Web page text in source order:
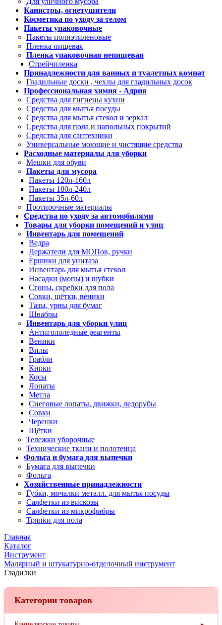
Канистры, огнетушители
Косметика по уходу за телом
Пакеты упаковочные
Пакеты полиэтиленовые
Пленка пищевая
Пленка упаковочная непищевая
Стрейчпленка
Принадлежности для ванных и туалетных комнат
Гладильные доски , чехлы для гладильных досок
Профессиональная химия - Адрия
Средства для гигиены кухни
Средства для мытья посуды
Средства для мытья стекол и зеркал
Средства для пола и напольных покрытий
Средства для сантехники
Универсальные моющие и чистящие средства
Расходные материалы для уборки
Мешки для обуви
Пакеты для мусора
Пакеты 120л-160л
Пакеты 180л-240л
Пакеты 35л-60л
Протирочные материалы
Средства по уходу за автомобилями
Товары для уборки помещений и улиц
Инвентарь для помещений
Ведра
Держатели для МОПов, ручки
Ёршики для унитаза
Инвентарь для мытья стекол
Насадки (мопы) и шубки
Сгоны, скребки для пола
Совки, щётки, веники
Тазы, урны для бумаг
Швабры
Инвентарь для уборки улиц
Антигололедные реагенты
Веники
Вилы
Грабли
Кирки
Косы
Лопаты
Метла
Снеговые лопаты, движки, ледорубы
Совки
Черенки
Щётки
Тележки уборочные
Технические ткани и полотенца
Фольга и бумага для выпечки
Бумага для выпечки
Фольга
Хозяйственные принадлежности
Губки, мочалки металл. для мытья посуды
Салфетки из вискозы
Салфетки из микрофибры
Тряпки для пола
Главная
Каталог
Инструмент
Малярный и штукатурно-отделочный инструмент
Гладилки
Категории товаров